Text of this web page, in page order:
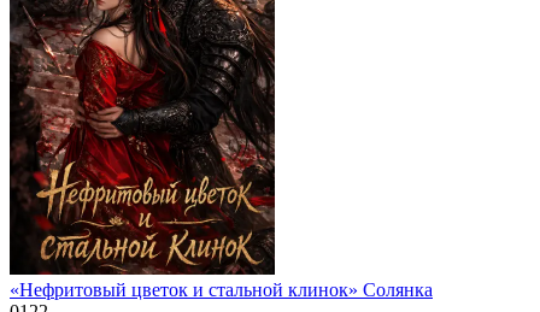
«Нефритовый цветок и стальной клинок» Солянка